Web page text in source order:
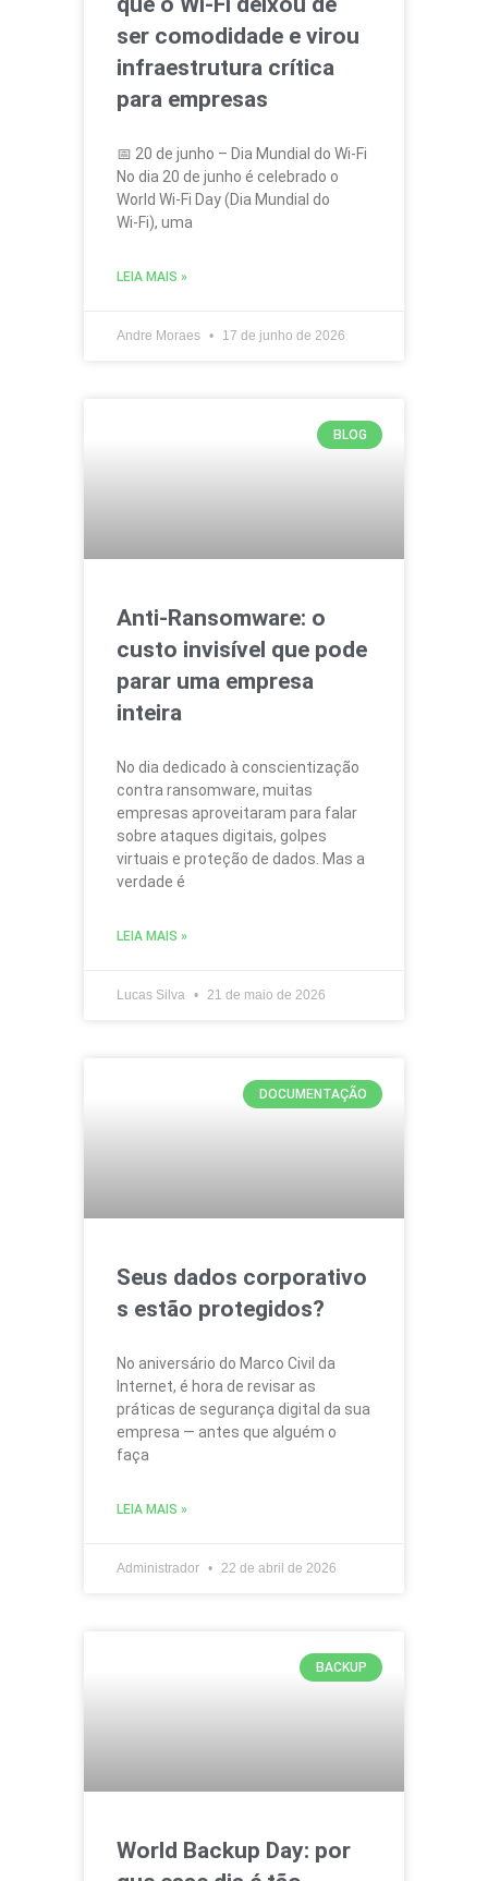
ser comodidade e virou
infraestrutura crítica
para empresas
📅 20 de junho – Dia Mundial do Wi‑Fi
No dia 20 de junho é celebrado o
World Wi‑Fi Day (Dia Mundial do
Wi‑Fi), uma
LEIA MAIS »
Andre Moraes 17 de junho de 2026
BLOG
Anti‑Ransomware: o
custo invisível que pode
parar uma empresa
inteira
No dia dedicado à conscientização
contra ransomware, muitas
empresas aproveitaram para falar
sobre ataques digitais, golpes
virtuais e proteção de dados. Mas a
verdade é
LEIA MAIS »
Lucas Silva 21 de maio de 2026
DOCUMENTAÇÃO
Seus dados corporativo
s estão protegidos?
No aniversário do Marco Civil da
Internet, é hora de revisar as
práticas de segurança digital da sua
empresa — antes que alguém o
faça
LEIA MAIS »
Administrador 22 de abril de 2026
BACKUP
World Backup Day: por